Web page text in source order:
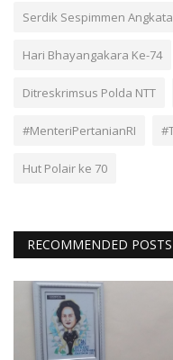
Serdik Sespimmen
Hari Bhayangakara Ke-74
Ditreskrimsus Polda NTT
#MenteriPertanianRI
Hut Polair ke 70
RECOMMENDED POSTS